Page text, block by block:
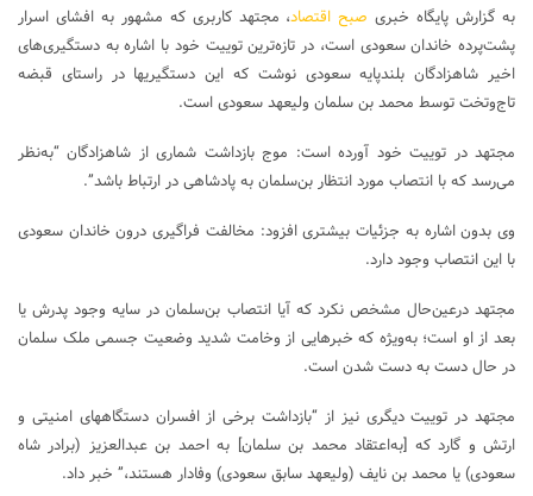
به گزارش پایگاه خبری صبح اقتصاد، مجتهد کاربری که مشهور به افشای اسرار
پشت‌پرده خاندان سعودی است، در تازه‌ترین توییت خود با اشاره به دستگیری‌های
اخیر شاهزادگان بلندپایه سعودی نوشت که این دستگیریها در راستای قبضه
تاج‌وتخت توسط محمد بن سلمان ولیعهد سعودی است.
مجتهد در توییت خود آورده است: موج بازداشت شماری از شاهزادگان “به‌نظر
می‌رسد که با انتصاب مورد انتظار بن‌سلمان به پادشاهی در ارتباط باشد”.
وی بدون اشاره به جزئیات بیشتری افزود: مخالفت فراگیری درون خاندان سعودی
با این انتصاب وجود دارد.
مجتهد درعین‌حال مشخص نکرد که آیا انتصاب بن‌سلمان در سایه وجود پدرش یا
بعد از او است؛ به‌ویژه که خبرهایی از وخامت شدید وضعیت جسمی ملک سلمان
در حال دست به دست شدن است.
مجتهد در توییت دیگری نیز از “بازداشت برخی از افسران دستگاههای امنیتی و
ارتش و گارد که [به‌اعتقاد محمد بن سلمان] به احمد بن عبدالعزیز (برادر شاه
سعودی) یا محمد بن نایف (ولیعهد سابق سعودی) وفادار هستند،” خبر داد.